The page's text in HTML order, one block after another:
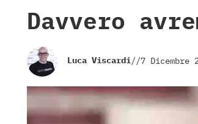
Davvero
Luca Viscardi//7 Dicembre